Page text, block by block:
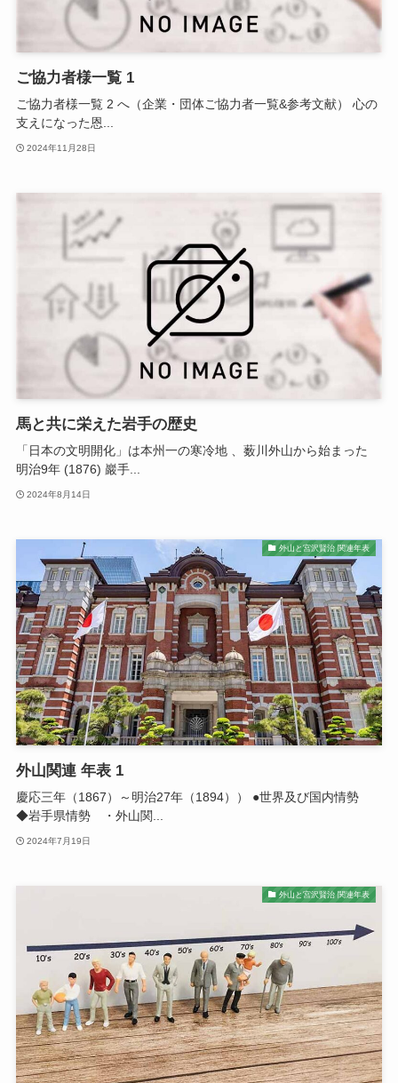
ご協力者様一覧 1
ご協力者様一覧 2 へ（企業・団体ご協力者一覧&参考文献） 心の
支えになった恩...
2024年11月28日
馬と共に栄えた岩手の歴史
「日本の文明開化」は本州一の寒冷地 、薮川外山から始まった
明治9年 (1876) 巖手...
2024年8月14日
外山と宮沢賢治 関連年表
外山関連 年表 1
慶応三年（1867）～明治27年（1894）） ●世界及び国内情勢
◆岩手県情勢 ・外山関...
2024年7月19日
外山と宮沢賢治 関連年表